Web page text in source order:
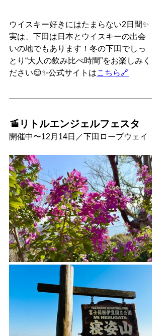
ウイスキー好きにはたまらない2日間✨
実は、下田は日本とウイスキーの出会
いの地でもあります！冬の下田でしっ
とり“大人の飲み比べ時間”をお楽しみく
ださい😌✨公式サイトはこちら🔗
🚡リトルエンジェルフェスタ
開催中〜12月14日／下田ロープウェイ